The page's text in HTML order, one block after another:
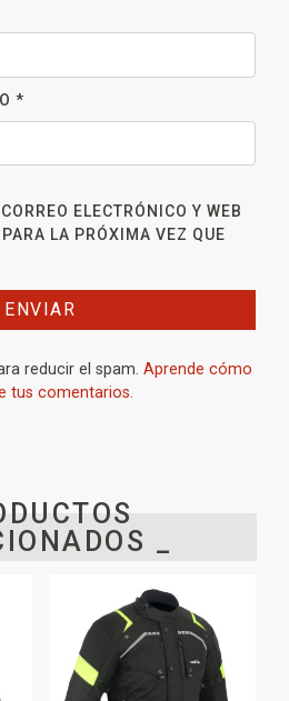
*
ELECTRÓNICO Y WEB
LA PRÓXIMA VEZ QUE
reducir el spam. Aprende cómo
tus comentarios.
_